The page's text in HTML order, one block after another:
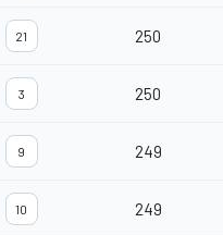
21 250
3 250
9 249
10 249